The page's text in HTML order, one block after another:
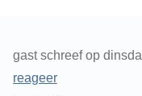
gast schreef op
reageer